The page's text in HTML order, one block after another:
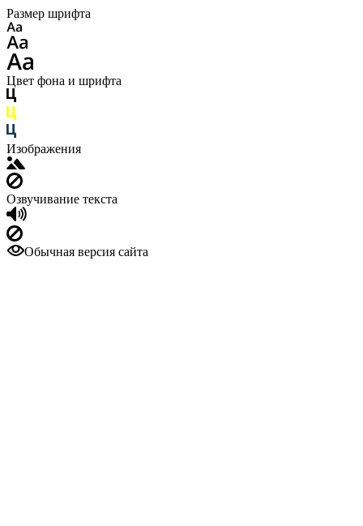
Размер шрифта
Цвет фона и шрифта
Изображения
Озвучивание текста
Обычная версия сайта